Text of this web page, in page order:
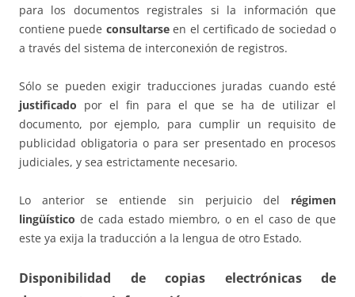
para los documentos registrales si la información que
contiene puede consultarseen el certificado de sociedad o
a través del sistema de interconexión de registros.
Sólo se pueden exigir traducciones juradas cuando esté
justificado por el fin para el que se ha de utilizar el
documento, por ejemplo, para cumplir un requisito de
publicidad obligatoria o para ser presentado en procesos
judiciales, y sea estrictamente necesario.
Lo anterior se entiende sin perjuicio del régimen
lingüístico de cada estado miembro, o en el caso de que
este ya exija la traducción a la lengua de otro Estado.
Disponibilidad de copias electrónicas de